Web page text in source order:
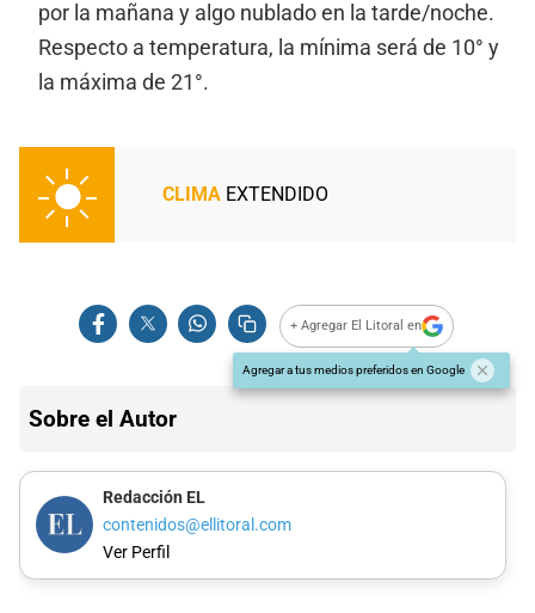
por la mañana y algo nublado en la tarde/noche.
Respecto a temperatura, la mínima será de 10° y
la máxima de 21°.
CLIMA EXTENDIDO
+ Agregar El Litoral en
Agregar a tus medios preferidos en Google
Sobre el Autor
Redacción EL
contenidos@ellitoral.com
Ver Perfil